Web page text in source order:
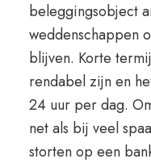
beleggingsobject
weddenschappen
blijven. Korte
rendabel zijn en
24 uur per dag.
net als bij veel
storten op een